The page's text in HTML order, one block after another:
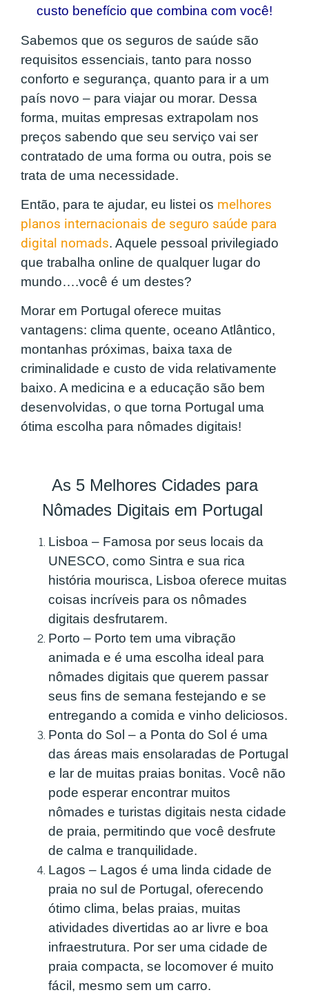
custo benefício que combina com você!
Sabemos que os seguros de saúde são
requisitos essenciais, tanto para nosso
conforto e segurança, quanto para ir a um
país novo – para viajar ou morar. Dessa
forma, muitas empresas extrapolam nos
preços sabendo que seu serviço vai ser
contratado de uma forma ou outra, pois se
trata de uma necessidade.
Então, para te ajudar, eu listei os melhores
planos internacionais de seguro saúde para
digital nomads. Aquele pessoal privilegiado
que trabalha online de qualquer lugar do
mundo….você é um destes?
Morar em Portugal oferece muitas
vantagens: clima quente, oceano Atlântico,
montanhas próximas, baixa taxa de
criminalidade e custo de vida relativamente
baixo. A medicina e a educação são bem
desenvolvidas, o que torna Portugal uma
ótima escolha para nômades digitais!
As 5 Melhores Cidades para
Nômades Digitais em Portugal
Lisboa – Famosa por seus locais da
UNESCO, como Sintra e sua rica
história mourisca, Lisboa oferece muitas
coisas incríveis para os nômades
digitais desfrutarem.
Porto – Porto tem uma vibração
animada e é uma escolha ideal para
nômades digitais que querem passar
seus fins de semana festejando e se
entregando a comida e vinho deliciosos.
Ponta do Sol – a Ponta do Sol é uma
das áreas mais ensolaradas de Portugal
e lar de muitas praias bonitas. Você não
pode esperar encontrar muitos
nômades e turistas digitais nesta cidade
de praia, permitindo que você desfrute
de calma e tranquilidade.
Lagos – Lagos é uma linda cidade de
praia no sul de Portugal, oferecendo
ótimo clima, belas praias, muitas
atividades divertidas ao ar livre e boa
infraestrutura. Por ser uma cidade de
praia compacta, se locomover é muito
fácil, mesmo sem um carro.